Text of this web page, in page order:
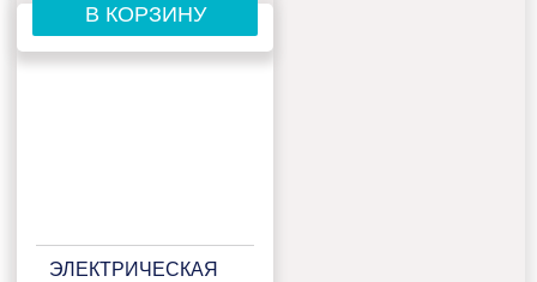
В КОРЗИНУ
ЭЛЕКТРИЧЕСКАЯ